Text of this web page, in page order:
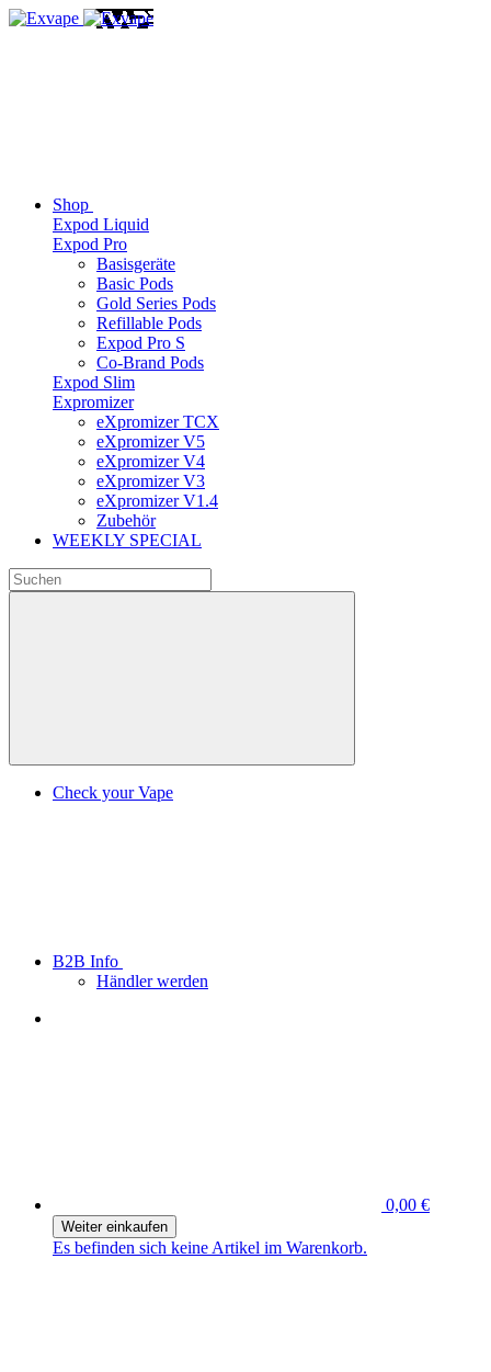
Shop
Expod Liquid
Expod Pro
Basisgeräte
Basic Pods
Gold Series Pods
Refillable Pods
Expod Pro S
Co-Brand Pods
Expod Slim
Expromizer
eXpromizer TCX
eXpromizer V5
eXpromizer V4
eXpromizer V3
eXpromizer V1.4
Zubehör
WEEKLY SPECIAL
Check your Vape
B2B Info
Händler werden
0,00 €
Weiter einkaufen
Es befinden sich keine Artikel im Warenkorb.